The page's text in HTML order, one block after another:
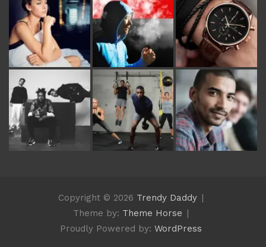
Copyright © 2026 Trendy Daddy
Theme by: Theme Horse
Proudly Powered by: WordPress